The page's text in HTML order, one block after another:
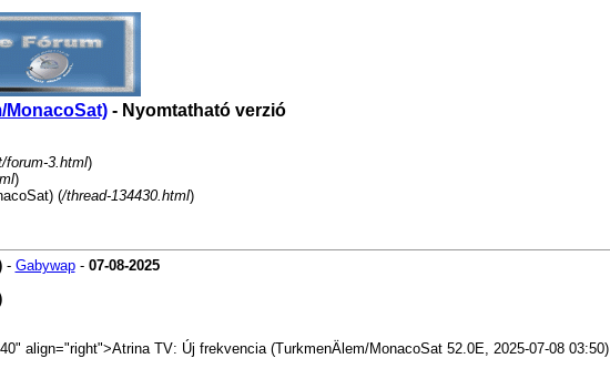
MonacoSat)- Nyomtatható verzió
forum-3.html)
)
(/thread-134430.html)
- Gabywap- 07-08-2025
align="right">Atrina TV: Új frekvencia (TurkmenÄlem/MonacoSat 52.0E, 2025-07-08 03:50)